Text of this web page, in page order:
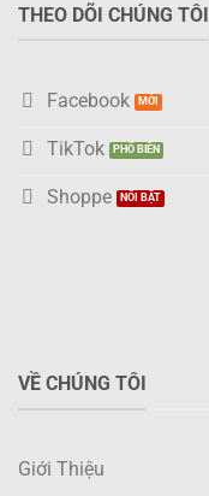
THEO DÕI CHÚNG TÔI
Facebook
TikTok
Shoppe
VỀ CHÚNG TÔI
Giới Thiệu